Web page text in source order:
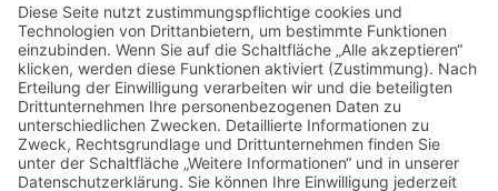
Startseite
Experten finden
Auftragsbörse
Experte werden
Kfz, Maschinen & Verkehr
Bauen, Wohnen & Immobilien
Brandursachen & Forensik
Antik, Kunst & Luxus
IT, EDV & Elektronik
Schadstoffe & Umwelt
Recht & Finanzen
KONTAKT